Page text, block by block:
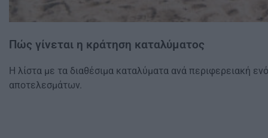
Πώς γίνεται η κράτηση καταλύματος
Η λίστα με τα διαθέσιμα καταλύματα ανά περιφερειακή
αποτελεσμάτων.